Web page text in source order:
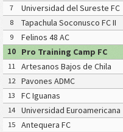
Chiapas Futbol
7
Universidad del Sureste FC
8
Tapachula Soconusco FC II
9
Felinos 48 AC
10
Pro Training Camp FC
11
Artesanos Bajos de Chila
12
Pavones ADMC
13
FC Iguanas
14
Universidad Euroamericana
FC
15
Antequera FC